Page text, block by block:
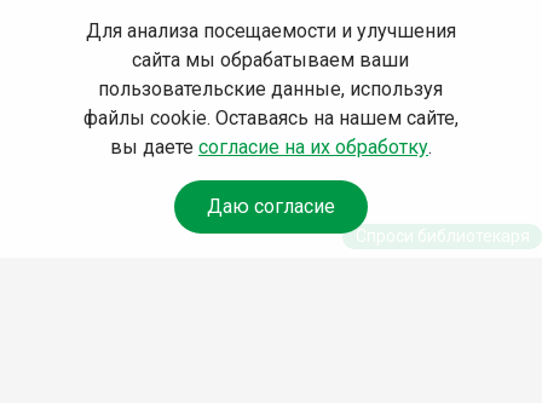
Для анализа посещаемости и улучшения
сайта мы обрабатываем ваши
пользовательские данные, используя
файлы cookie. Оставаясь на нашем сайте,
вы даете согласие на их обработку.
Даю согласие
Спроси библиотекаря